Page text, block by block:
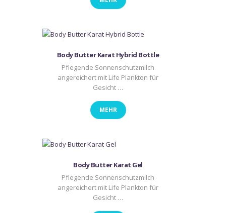
Body Butter Karat Hybrid Bottle
Pflegende Sonnenschutzmilch
angereichert mit Life Plankton für
Gesicht …
MEHR
Body Butter Karat Gel
Pflegende Sonnenschutzmilch
angereichert mit Life Plankton für
Gesicht …